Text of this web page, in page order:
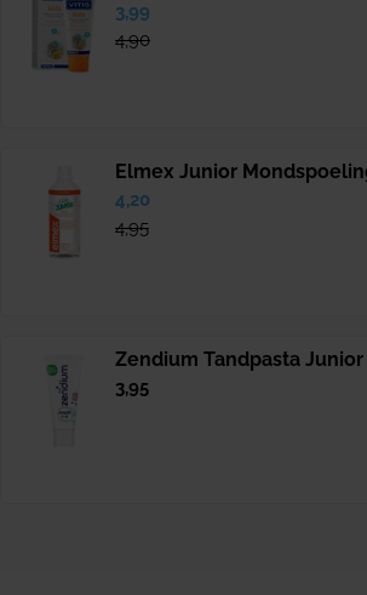
Verkoopprijs
3,99
Normale
prijs
4,90
Elmex Junior
Verkoopprijs
4,20
Normale
prijs
4,95
Zendium Tandpasta Junior
Normale
3,95